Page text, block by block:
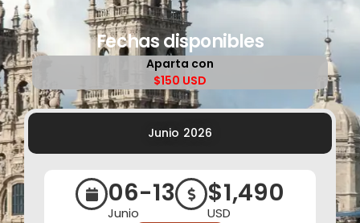
Fechas disponibles
Aparta con
$150 USD
Junio 2026
06-13
Junio
$1,490
USD